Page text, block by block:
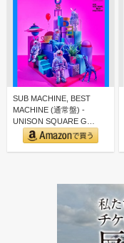
SUB MACHINE, BEST
MACHINE (通常盤) -
UNISON SQUARE G…